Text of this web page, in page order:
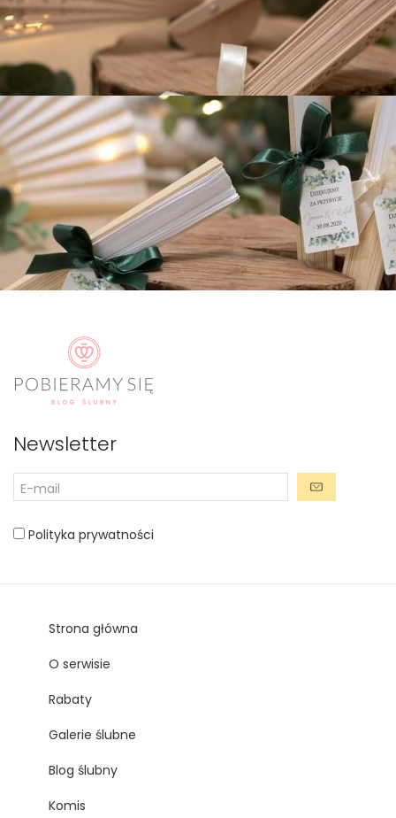
Newsletter
Polityka prywatności
Strona główna
O serwisie
Rabaty
Galerie ślubne
Blog ślubny
Komis